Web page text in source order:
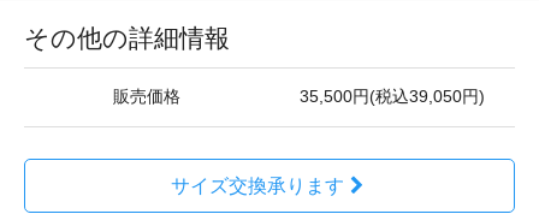
その他の詳細情報
販売価格 35,500円(税込39,050円)
サイズ交換承ります